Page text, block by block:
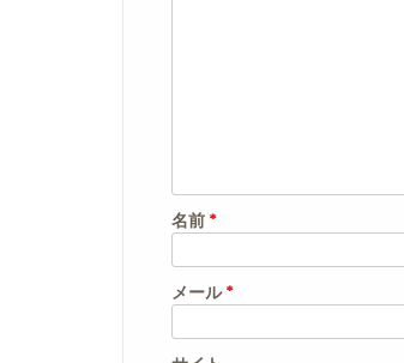
名前 *
メール*